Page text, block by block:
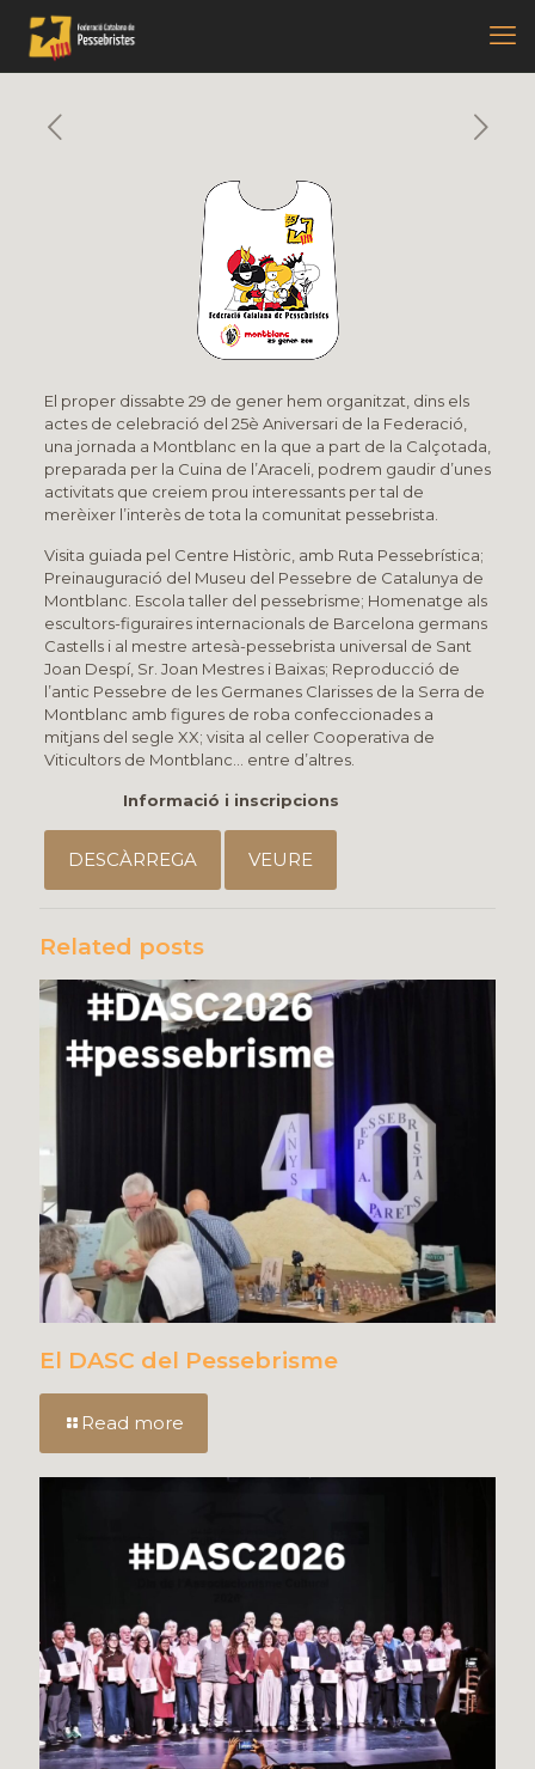
El proper dissabte 29 de gener hem organitzat, dins els
actes de celebració del 25è Aniversari de la Federació,
una jornada a Montblanc en la que a part de la Calçotada,
preparada per la Cuina de l’Araceli, podrem gaudir d’unes
activitats que creiem prou interessants per tal de
merèixer l’interès de tota la comunitat pessebrista.
Visita guiada pel Centre Històric, amb Ruta Pessebrística;
Preinauguració del Museu del Pessebre de Catalunya de
Montblanc. Escola taller del pessebrisme; Homenatge als
escultors-figuraires internacionals de Barcelona germans
Castells i al mestre artesà-pessebrista universal de Sant
Joan Despí, Sr. Joan Mestres i Baixas; Reproducció de
l’antic Pessebre de les Germanes Clarisses de la Serra de
Montblanc amb figures de roba confeccionades a
mitjans del segle XX; visita al celler Cooperativa de
Viticultors de Montblanc… entre d’altres.
Informació i inscripcions
DESCÀRREGA VEURE
Related posts
El DASC del Pessebrisme
Read more